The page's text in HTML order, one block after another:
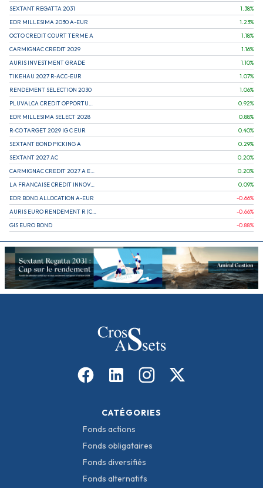
SEXTANT REGATTA 2031
1.38%
EDR MILLESIMA 2030 A-EUR
1.23%
OCTO CREDIT COURT TERME A
1.18%
CARMIGNAC CREDIT 2029
1.16%
AURIS INVESTMENT GRADE
1.10%
TIKEHAU 2027 R-ACC-EUR
1.07%
RENDEMENT SELECTION 2030
1.06%
0.92%
EDR MILLESIMA SELECT 2028
0.88%
R-CO TARGET 2029 IG C EUR
0.40%
SEXTANT BOND PICKING A
0.29%
SEXTANT 2027 AC
0.20%
0.20%
LA FRANCAISE CREDIT INNOVATION
0.09%
EDR BOND ALLOCATION A-EUR
-0.66%
-0.66%
GIS EURO BOND
-0.88%
CATÉGORIES
Fonds actions
Fonds obligataires
Fonds diversifiés
Fonds alternatifs